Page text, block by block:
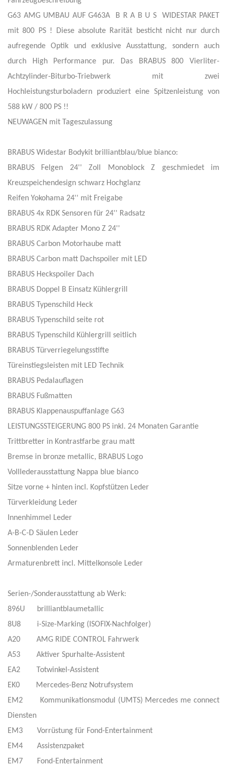
G63 AMG UMBAU AUF G463A B R A B U S WIDESTAR PAKET
mit 800 PS ! Diese absolute Rarität besticht nicht nur durch
aufregende Optik und exklusive Ausstattung, sondern auch
durch High Performance pur. Das BRABUS 800 Vierliter-
Achtzylinder-Biturbo-Triebwerk mit zwei
Hochleistungsturboladern produziert eine Spitzenleistung von
588 kW / 800 PS !!
NEUWAGEN mit Tageszulassung
BRABUS Widestar Bodykit brilliantblau/blue bianco:
BRABUS Felgen 24'' Zoll Monoblock Z geschmiedet im
Kreuzspeichendesign schwarz Hochglanz
Reifen Yokohama 24'' mit Freigabe
BRABUS 4x RDK Sensoren für 24'' Radsatz
BRABUS RDK Adapter Mono Z 24''
BRABUS Carbon Motorhaube matt
BRABUS Carbon matt Dachspoiler mit LED
BRABUS Heckspoiler Dach
BRABUS Doppel B Einsatz Kühlergrill
BRABUS Typenschild Heck
BRABUS Typenschild seite rot
BRABUS Typenschild Kühlergrill seitlich
BRABUS Türverriegelungsstifte
Türeinstiegsleisten mit LED Technik
BRABUS Pedalauflagen
BRABUS Fußmatten
BRABUS Klappenauspuffanlage G63
LEISTUNGSSTEIGERUNG 800 PS inkl. 24 Monaten Garantie
Trittbretter in Kontrastfarbe grau matt
Bremse in bronze metallic, BRABUS Logo
Volllederausstattung Nappa blue bianco
Sitze vorne + hinten incl. Kopfstützen Leder
Türverkleidung Leder
Innenhimmel Leder
A-B-C-D Säulen Leder
Sonnenblenden Leder
Armaturenbrett incl. Mittelkonsole Leder
Serien-/Sonderausstattung ab Werk:
896U brilliantblaumetallic
8U8 i-Size-Marking (ISOFIX-Nachfolger)
A20 AMG RIDE CONTROL Fahrwerk
A53 Aktiver Spurhalte-Assistent
EA2 Totwinkel-Assistent
EK0 Mercedes-Benz Notrufsystem
EM2 Kommunikationsmodul (UMTS) Mercedes me connect
Diensten
EM3 Vorrüstung für Fond-Entertainment
EM4 Assistenzpaket
EM7 Fond-Entertainment